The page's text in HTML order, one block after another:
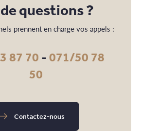
questions ?
prennent en charge vos appels :
87 70 -071/50 78
50
Contactez-nous